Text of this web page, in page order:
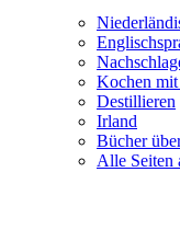
Kochen
Destillieren
Irland
Bücher
Alle Seiten